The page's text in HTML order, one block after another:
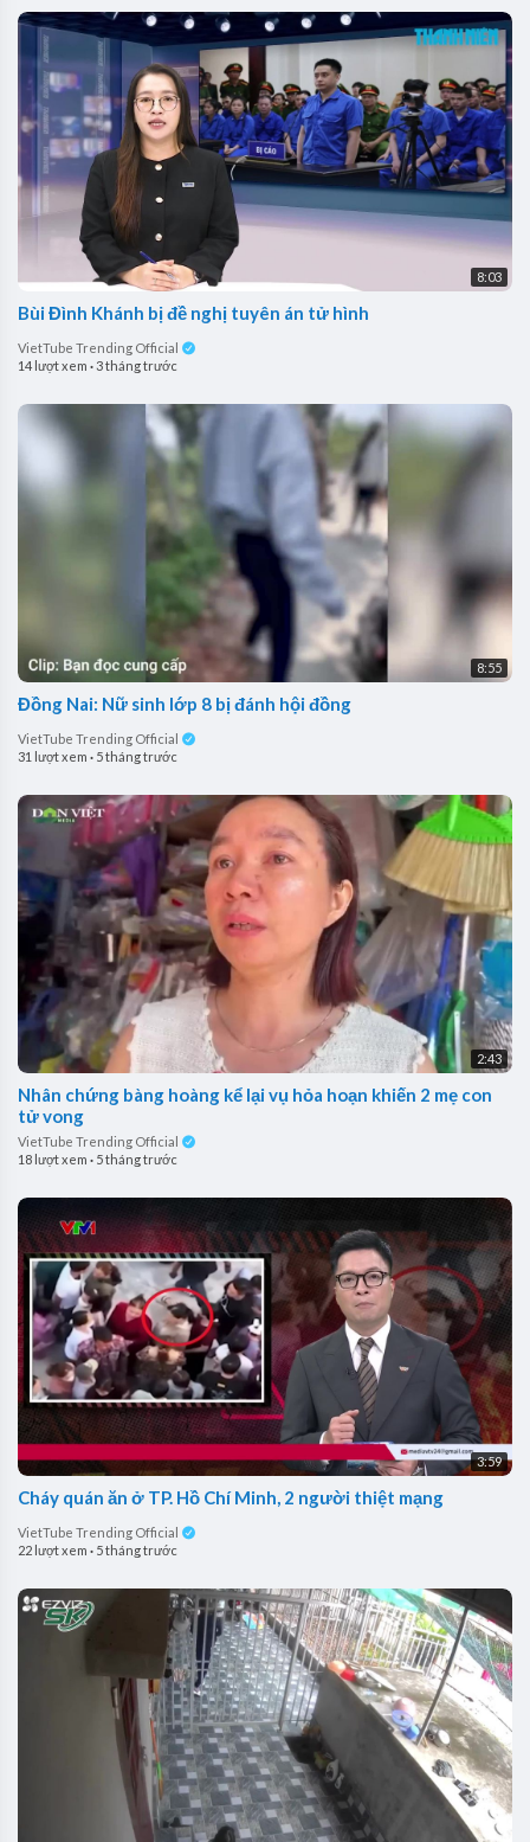
8:03
Bùi Đình Khánh bị đề nghị tuyên án tử hình
VietTube Trending Official
14 lượt xem · 3 tháng trước
8:55
Đồng Nai: Nữ sinh lớp 8 bị đánh hội đồng
VietTube Trending Official
31 lượt xem · 5 tháng trước
2:43
Nhân chứng bàng hoàng kể lại vụ hỏa hoạn khiến 2 mẹ con
tử vong
VietTube Trending Official
18 lượt xem · 5 tháng trước
3:59
Cháy quán ăn ở TP. Hồ Chí Minh, 2 người thiệt mạng
VietTube Trending Official
22 lượt xem · 5 tháng trước